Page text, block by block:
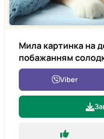
Мила картинка на
побажанням
Viber